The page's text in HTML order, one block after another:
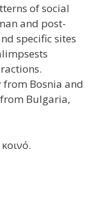
of social
and post-
specific sites
Bosnia and
Bulgaria,